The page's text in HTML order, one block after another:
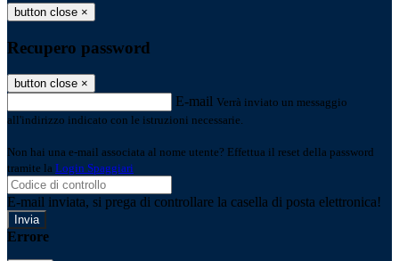
button close ×
Recupero password
button close ×
E-mail Verrà inviato un messaggio
all'indirizzo indicato con le istruzioni necessarie.
Non hai una e-mail associata al nome utente? Effettua il reset della password
tramite la Login Spaggiari
E-mail inviata, si prega di controllare la casella di posta elettronica!
Errore